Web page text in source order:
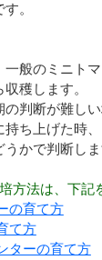
。
一般のミニトマ
穫します。
の判断が難し
ち上げた時、
かで判断しま
方法は、下記
の育て方
て方
ターの育て方